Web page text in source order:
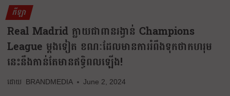
កីឡា
Real Madrid ក្លាយជាពានរង្វាន់ Champions
League ម្តងទៀត ខណៈដែលមានការរំពឹងទុកថាកហរុម
នេះនឹងកាន់តែមានឥទ្ធិពលឡើង!
BRANDMEDIA June 2, 2024